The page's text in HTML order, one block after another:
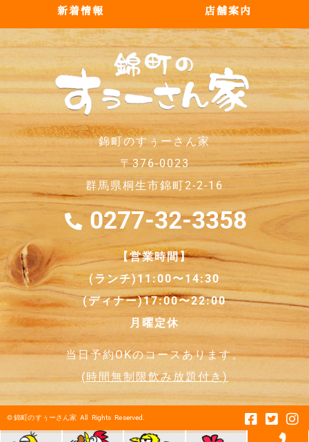
新着情報
店舗案内
錦町のすぅーさん家
〒376-0023
群馬県桐生市錦町2-2-16
0277-32-3358
【営業時間】
(ランチ)11:00〜14:30
(ディナー)17:00〜22:00
月曜定休
当日予約OKのコースあります。
(時間無制限飲み放題付き)
©錦町のすぅーさん家 All Rights Reserved.